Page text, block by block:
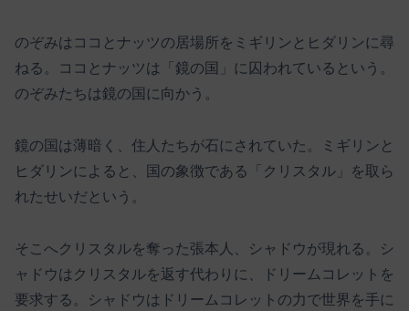
のぞみはココとナッツの居場所をミギリンとヒダリンに尋
ねる。ココとナッツは「鏡の国」に囚われているという。
のぞみたちは鏡の国に向かう。
鏡の国は薄暗く、住人たちが石にされていた。ミギリンと
ヒダリンによると、国の象徴である「クリスタル」を取ら
れたせいだという。
そこへクリスタルを奪った張本人、シャドウが現れる。シ
ャドウはクリスタルを返す代わりに、ドリームコレットを
要求する。シャドウはドリームコレットの力で世界を手に